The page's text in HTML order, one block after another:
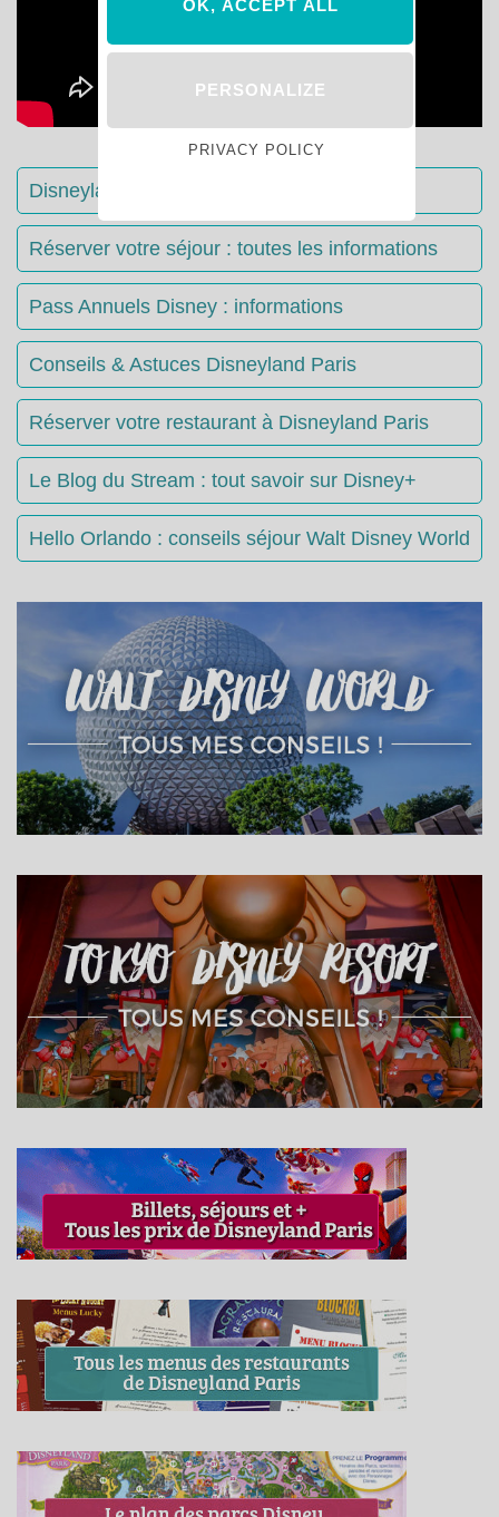
Disneyland Paris : Le guide complet
Réserver votre séjour : toutes les informations
Pass Annuels Disney : informations
Conseils & Astuces Disneyland Paris
Réserver votre restaurant à Disneyland Paris
Le Blog du Stream : tout savoir sur Disney+
Hello Orlando : conseils séjour Walt Disney World
OK, ACCEPT ALL
PERSONALIZE
PRIVACY POLICY